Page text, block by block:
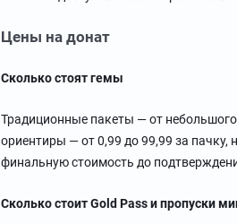
Цены на донат
Сколько стоят гемы
Традиционные пакеты — от
ориентиры — от 0,99 до 99,99 за
финальную стоимость до
Сколько стоит Gold Pass и пропуски